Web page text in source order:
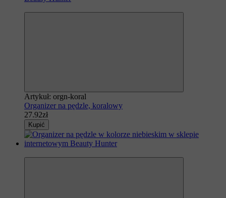
Artykuł: orgn-koral
Organizer na pędzle, koralowy
27.92zł
Kupić